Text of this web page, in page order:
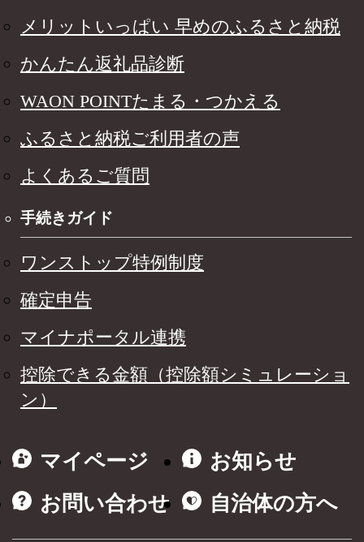
メリットいっぱい 早めのふるさと納税
かんたん返礼品診断
WAON POINTたまる・つかえる
ふるさと納税ご利用者の声
よくあるご質問
手続きガイド
ワンストップ特例制度
確定申告
マイナポータル連携
控除できる金額（控除額シミュレーショ
ン）
マイページ
お知らせ
お問い合わせ
自治体の方へ